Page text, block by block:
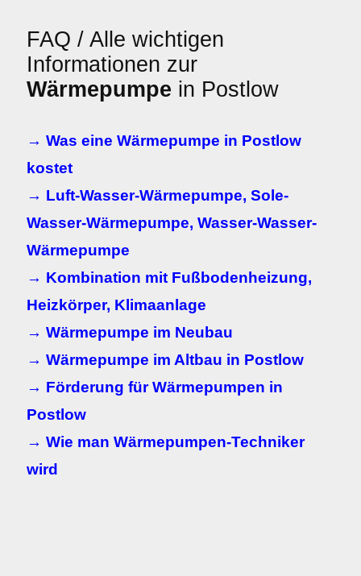
FAQ / Alle wichtigen
Informationen zur
Wärmepumpe in Postlow
→ Was eine Wärmepumpe in Postlow
kostet
→ Luft-Wasser-Wärmepumpe, Sole-
Wasser-Wärmepumpe, Wasser-Wasser-
Wärmepumpe
→ Kombination mit Fußbodenheizung,
Heizkörper, Klimaanlage
→ Wärmepumpe im Neubau
→ Wärmepumpe im Altbau in Postlow
→ Förderung für Wärmepumpen in
Postlow
→ Wie man Wärmepumpen-Techniker
wird